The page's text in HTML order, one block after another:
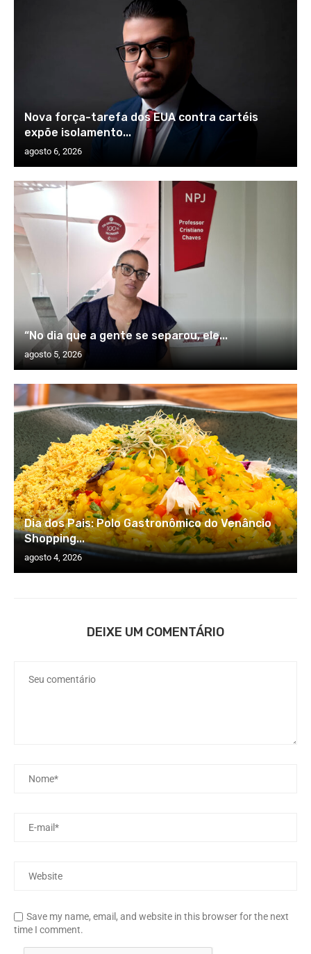
Nova força-tarefa dos EUA contra cartéis
expõe isolamento...
agosto 6, 2026
“No dia que a gente se separou, ele...
agosto 5, 2026
Dia dos Pais: Polo Gastronômico do Venâncio
Shopping...
agosto 4, 2026
DEIXE UM COMENTÁRIO
Save my name, email, and website in this browser for the next
time I comment.